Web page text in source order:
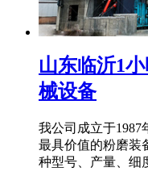
山东临沂1
械设备
我公司成立于1987
最具价值的粉磨装
种型号、产量、细